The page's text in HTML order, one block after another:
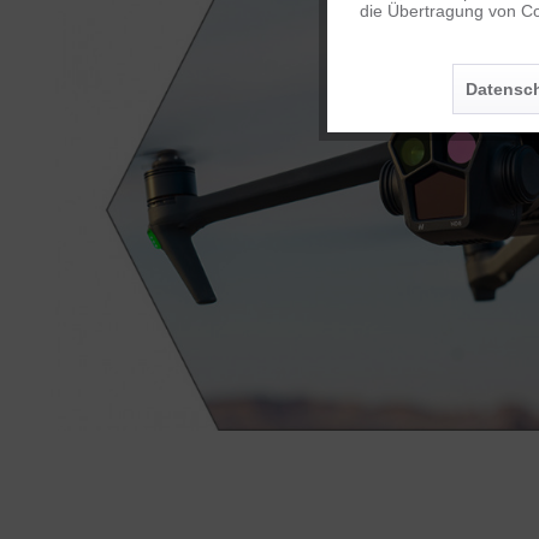
Personalisierung
Service
die Übertragung von